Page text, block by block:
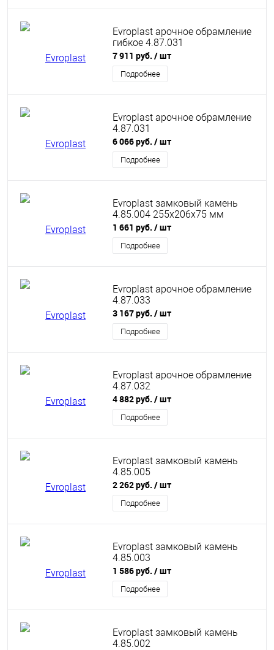
Evroplast арочное обрамление
гибкое 4.87.031
7 911 руб. / шт
Подробнее
Evroplast арочное обрамление
4.87.031
6 066 руб. / шт
Подробнее
Evroplast замковый камень
4.85.004 255х206х75 мм
1 661 руб. / шт
Подробнее
Evroplast арочное обрамление
4.87.033
3 167 руб. / шт
Подробнее
Evroplast арочное обрамление
4.87.032
4 882 руб. / шт
Подробнее
Evroplast замковый камень
4.85.005
2 262 руб. / шт
Подробнее
Evroplast замковый камень
4.85.003
1 586 руб. / шт
Подробнее
Evroplast замковый камень
4.85.002